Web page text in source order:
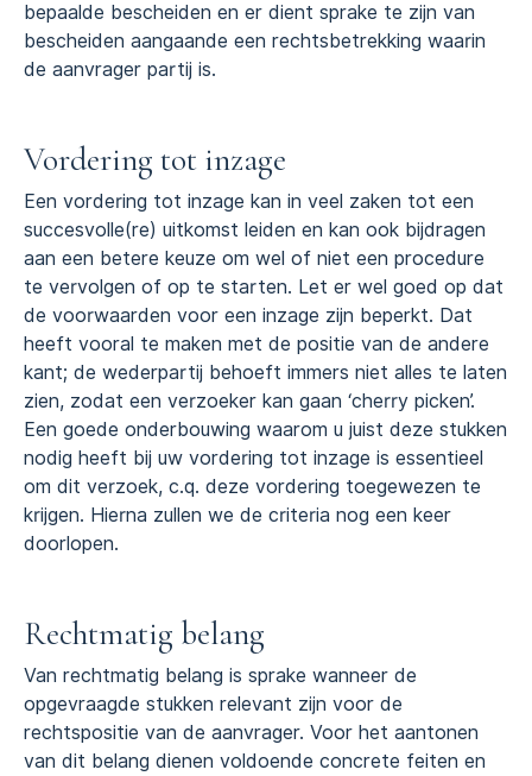
bepaalde bescheiden en er dient sprake te zijn van
bescheiden aangaande een rechtsbetrekking waarin
de aanvrager partij is.
Vordering tot inzage
Een vordering tot inzage kan in veel zaken tot een
succesvolle(re) uitkomst leiden en kan ook bijdragen
aan een betere keuze om wel of niet een procedure
te vervolgen of op te starten. Let er wel goed op dat
de voorwaarden voor een inzage zijn beperkt. Dat
heeft vooral te maken met de positie van de andere
kant; de wederpartij behoeft immers niet alles te laten
zien, zodat een verzoeker kan gaan ‘cherry picken’.
Een goede onderbouwing waarom u juist deze stukken
nodig heeft bij uw vordering tot inzage is essentieel
om dit verzoek, c.q. deze vordering toegewezen te
krijgen. Hierna zullen we de criteria nog een keer
doorlopen.
Rechtmatig belang
Van rechtmatig belang is sprake wanneer de
opgevraagde stukken relevant zijn voor de
rechtspositie van de aanvrager. Voor het aantonen
van dit belang dienen voldoende concrete feiten en